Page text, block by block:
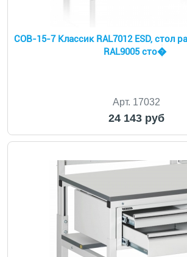
СОВ-15-7 Классик RAL7012 ESD, стол
RAL9005 сто�
Арт. 17032
24 143 руб